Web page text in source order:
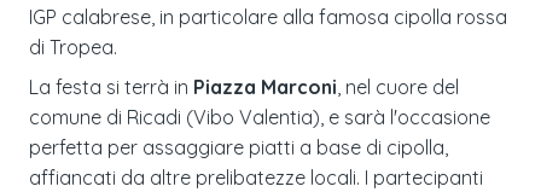
IGP calabrese, in particolare alla famosa cipolla rossa
di Tropea.
La festa si terrà in Piazza Marconi , nel cuore del
comune di Ricadi (Vibo Valentia), e sarà l'occasione
perfetta per assaggiare piatti a base di cipolla,
affiancati da altre prelibatezze locali. I partecipanti